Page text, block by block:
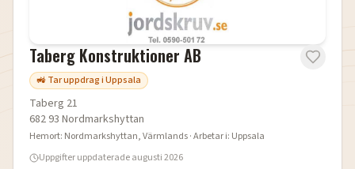
Taberg Konstruktioner AB
🚜 Tar uppdrag i Uppsala
Taberg 21
682 93 Nordmarkshyttan
Hemort: Nordmarkshyttan, Värmlands· Arbetar i: Uppsala
Uppgifter uppdateradeaugusti 2026